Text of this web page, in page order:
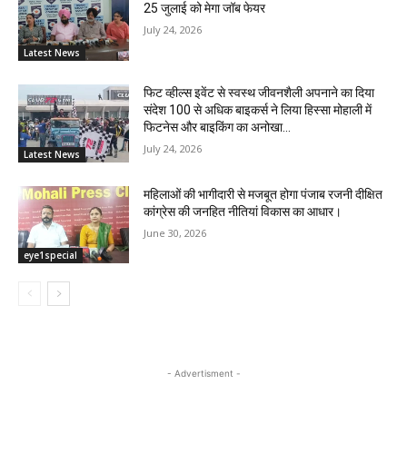
Latest News
25 जुलाई को मेगा जॉब फेयर
July 24, 2026
Latest News
फिट व्हील्स इवेंट से स्वस्थ जीवनशैली अपनाने का दिया
संदेश 100 से अधिक बाइकर्स ने लिया हिस्सा मोहाली में
फिटनेस और बाइकिंग का अनोखा...
July 24, 2026
eye1special
महिलाओं की भागीदारी से मजबूत होगा पंजाब रजनी दीक्षित
कांग्रेस की जनहित नीतियां विकास का आधार।
June 30, 2026
- Advertisment -